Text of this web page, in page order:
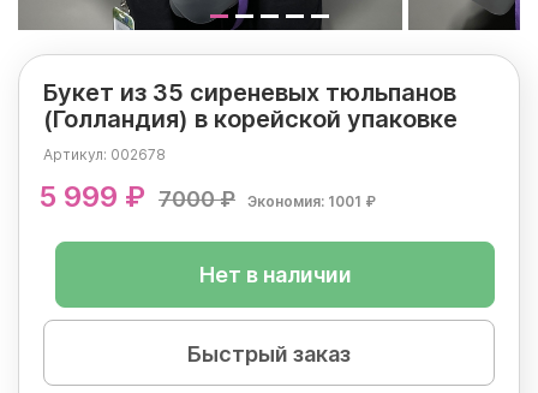
Букет из 35 сиреневых тюльпанов
(Голландия) в корейской упаковке
Артикул: 002678
5 999 ₽ 7000 ₽ Экономия: 1001 ₽
Нет в наличии
Быстрый заказ